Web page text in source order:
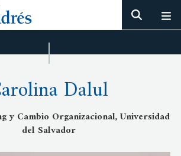
Dalul
y Cambio Organizacional, Universidad
del Salvador